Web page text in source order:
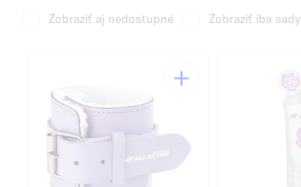
Zobraziť aj nedostupné Zobraziť iba sady